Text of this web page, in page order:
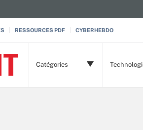
RESSOURCES PDF CYBERHEBDO
Catégories